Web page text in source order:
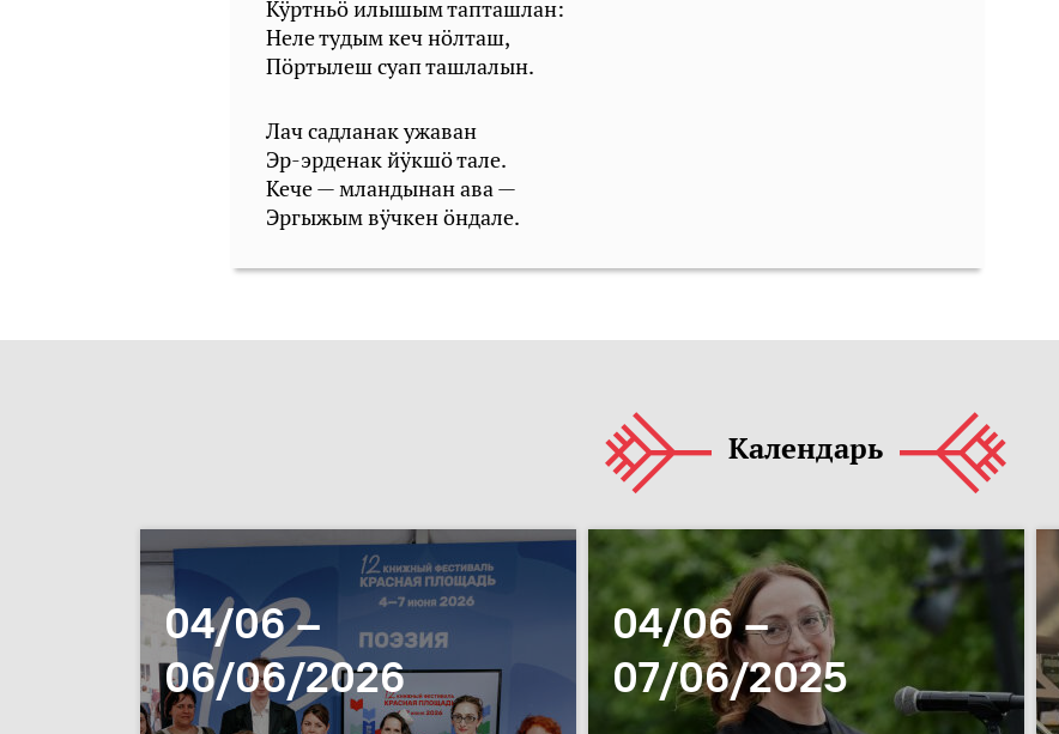
Кӱртньӧ илышым тапташлан:
Неле тудым кеч нӧлташ,
Пӧртылеш суап ташлалын.
Лач садланак ужаван
Эр-эрденак йӱкшӧ тале.
Кече — мландынан ава —
Эргыжым вӱчкен ӧндале.
Календарь
04/06 –
06/06/2026
04/06 –
07/06/2025